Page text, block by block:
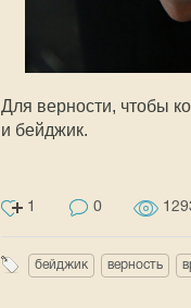
Для верности, чтобы
и бейджик.
1 0
бейджик верность